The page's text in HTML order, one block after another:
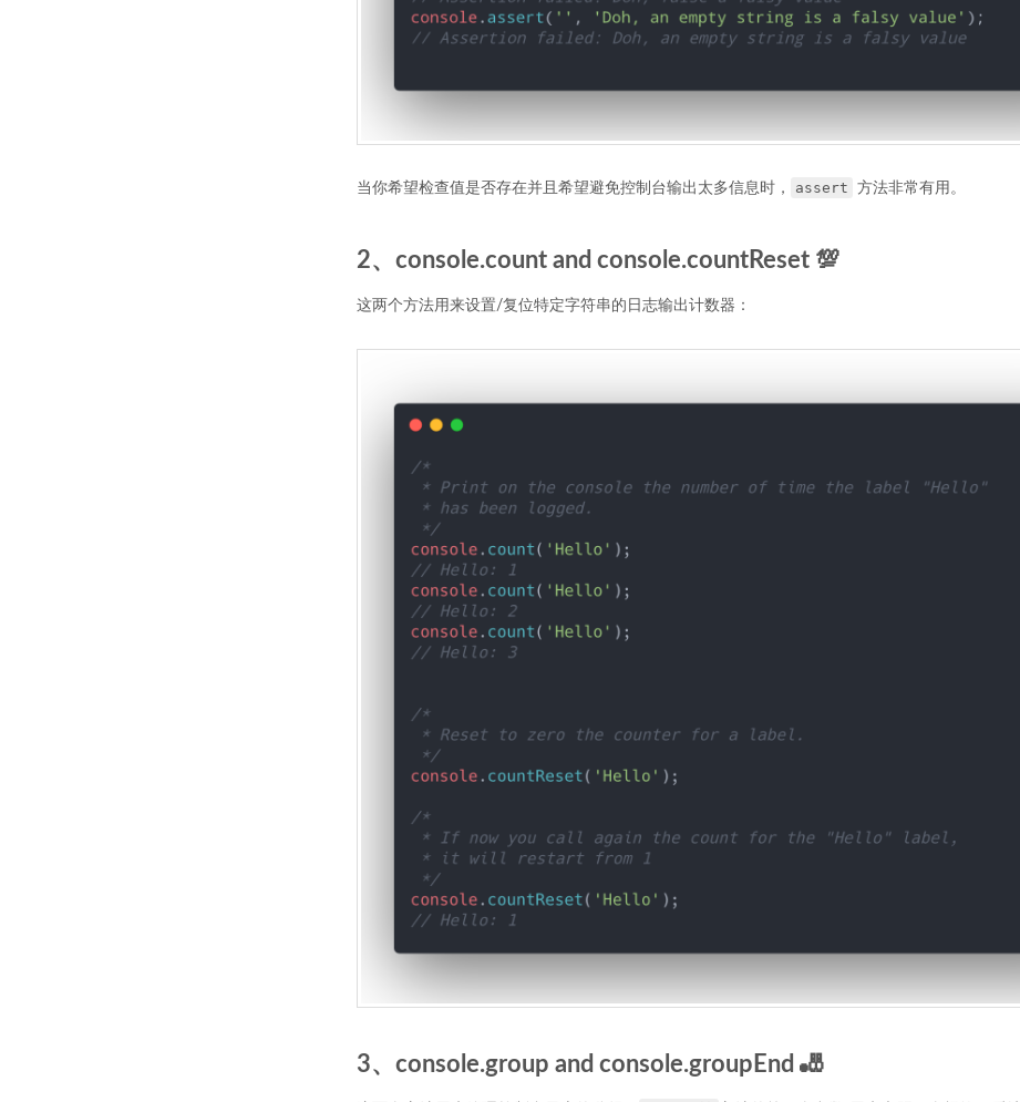
当你希望检查值是否存在并且希望避免控制台输出太多信息时， assert 方法非常有用。
2、console.count and console.countReset 💯
这两个方法用来设置/复位特定字符串的日志输出计数器：
3、console.group and console.groupEnd 🎳